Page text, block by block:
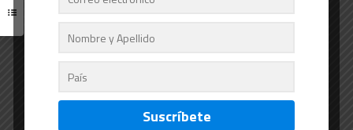
Buttah con Castellano el más consistente